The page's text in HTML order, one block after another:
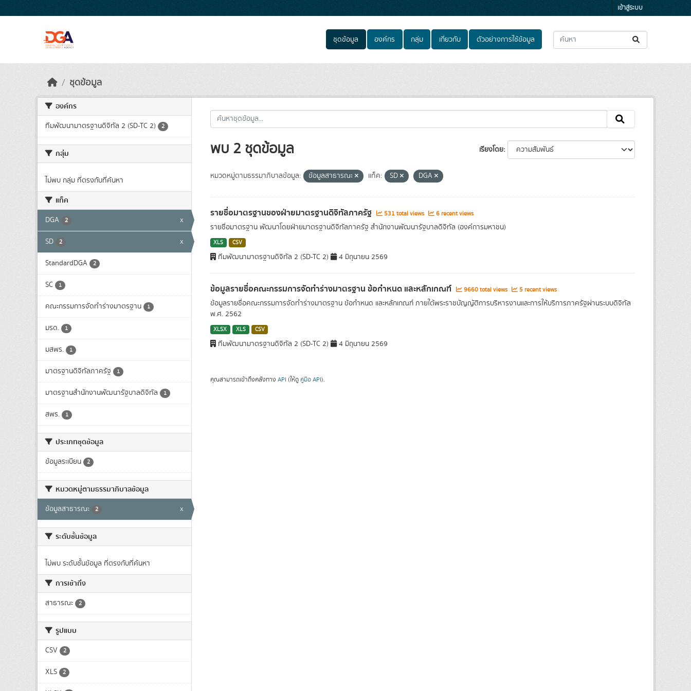
เข้าสู่ระบบ
ชุดข้อมูล องค์กร กลุ่ม เกี่ยวกับ ตัวอย่างการใช้ข้อมูล
ชุดข้อมูล
องค์กร
ทีมพัฒนามาตรฐานดิจิทัล 2 (SD-TC 2) 2
กลุ่ม
ไม่พบ กลุ่ม ที่ตรงกับที่ค้นหา
แท็ค
DGA 2 x
SD 2 x
StandardDGA 2
SC 1
คณะกรรมการจัดทำร่างมาตรฐาน 1
มรด. 1
มสพร. 1
มาตรฐานดิจิทัลภาครัฐ 1
มาตรฐานสำนักงานพัฒนารัฐบาลดิจิทัล 1
สพร. 1
ประเภทชุดข้อมูล
ข้อมูลระเบียน 2
หมวดหมู่ตามธรรมาภิบาลข้อมูล
ข้อมูลสาธารณะ 2 x
ระดับชั้นข้อมูล
ไม่พบ ระดับชั้นข้อมูล ที่ตรงกับที่ค้นหา
การเข้าถึง
สาธารณะ 2
รูปแบบ
CSV 2
XLS 2
เรียงโดย
พบ 2 ชุดข้อมูล
หมวดหมู่ตามธรรมาภิบาลข้อมูล: ข้อมูลสาธารณะ แท็ค: SD DGA
รายชื่อมาตรฐานของฝ่ายมาตรฐานดิจิทัลภาครัฐ 531 total views 6 recent views
รายชื่อมาตรฐาน พัฒนาโดยฝ่ายมาตรฐานดิจิทัลภาครัฐ สำนักงานพัฒนารัฐบาลดิจิทัล (องค์การมหาชน)
XLS CSV
ทีมพัฒนามาตรฐานดิจิทัล 2 (SD-TC 2) 4 มิถุนายน 2569
ข้อมูลรายชื่อคณะกรรมการจัดทำร่างมาตรฐาน ข้อกำหนด และหลักเกณฑ์ 9660 total views 5 recent views
ข้อมูลรายชื่อคณะกรรมการจัดทำร่างมาตรฐาน ข้อกำหนด และหลักเกณฑ์ ภายใต้พระราชบัญญัติการบริหารงานและการให้บริการภาครัฐผ่านระบบดิจิทัล
พ.ศ. 2562
XLSX XLS CSV
ทีมพัฒนามาตรฐานดิจิทัล 2 (SD-TC 2) 4 มิถุนายน 2569
คุณสามารถเข้าถึงคลังทาง API (ให้ดู คู่มือ API).